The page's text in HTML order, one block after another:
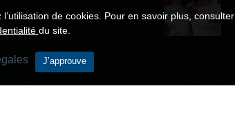
de cookies. Pour en savoir plus, consulter
du site.
J’approuve